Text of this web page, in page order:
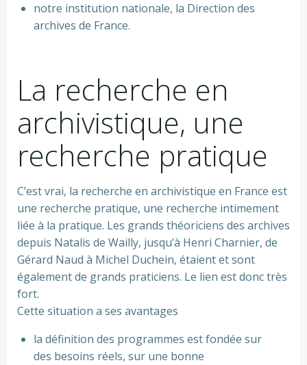
notre institution nationale, la Direction des
archives de France.
La recherche en
archivistique, une
recherche pratique
C’est vrai, la recherche en archivistique en France est
une recherche pratique, une recherche intimement
liée à la pratique. Les grands théoriciens des archives
depuis Natalis de Wailly, jusqu’à Henri Charnier, de
Gérard Naud à Michel Duchein, étaient et sont
également de grands praticiens. Le lien est donc très
fort.
Cette situation a ses avantages
la définition des programmes est fondée sur
des besoins réels, sur une bonne